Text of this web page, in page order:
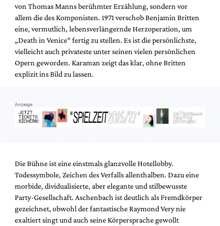
Suche
von Thomas Manns berühmter Erzählung, sondern vor
allem die des Komponisten. 1971 verschob Benjamin Britten
eine, vermutlich, lebensverlängernde Herzoperation, um
„Death in Venice“ fertig zu stellen. Es ist die persönlichste,
vielleicht auch privateste unter seinen vielen persönlichen
Opern geworden. Karaman zeigt das klar, ohne Britten
explizit ins Bild zu lassen.
Anzeige
Die Bühne ist eine einstmals glanzvolle Hotellobby.
Todessymbole, Zeichen des Verfalls allenthalben. Dazu eine
morbide, dividualisierte, aber elegante und stilbewusste
Party-Gesellschaft. Aschenbach ist deutlich als Fremdkörper
gezeichnet, obwohl der fantastische Raymond Very nie
exaltiert singt und auch seine Körpersprache gewollt